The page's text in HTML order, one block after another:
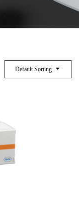
Default Sorting